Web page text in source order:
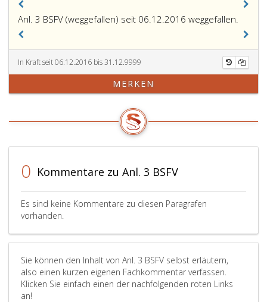
Anl. 3 BSFV (weggefallen) seit 06.12.2016 weggefallen.
In Kraft seit 06.12.2016 bis 31.12.9999
MERKEN
0 Kommentare zu Anl. 3 BSFV
Es sind keine Kommentare zu diesen Paragrafen
vorhanden.
Sie können den Inhalt von Anl. 3 BSFV selbst erläutern,
also einen kurzen eigenen Fachkommentar verfassen.
Klicken Sie einfach einen der nachfolgenden roten Links
an!